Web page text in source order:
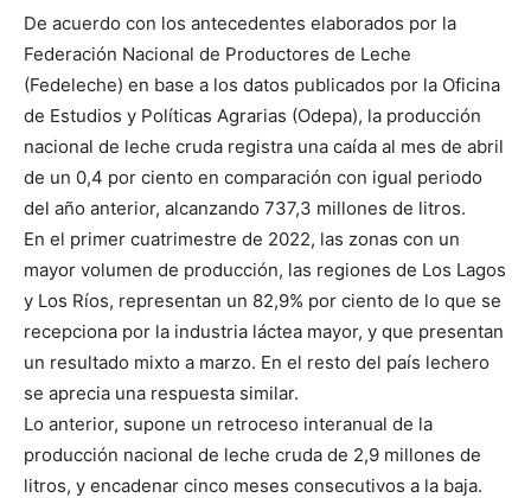
De acuerdo con los antecedentes elaborados por la
Federación Nacional de Productores de Leche
(Fedeleche) en base a los datos publicados por la Oficina
de Estudios y Políticas Agrarias (Odepa), la producción
nacional de leche cruda registra una caída al mes de abril
de un 0,4 por ciento en comparación con igual periodo
del año anterior, alcanzando 737,3 millones de litros.
En el primer cuatrimestre de 2022, las zonas con un
mayor volumen de producción, las regiones de Los Lagos
y Los Ríos, representan un 82,9% por ciento de lo que se
recepciona por la industria láctea mayor, y que presentan
un resultado mixto a marzo. En el resto del país lechero
se aprecia una respuesta similar.
Lo anterior, supone un retroceso interanual de la
producción nacional de leche cruda de 2,9 millones de
litros, y encadenar cinco meses consecutivos a la baja.